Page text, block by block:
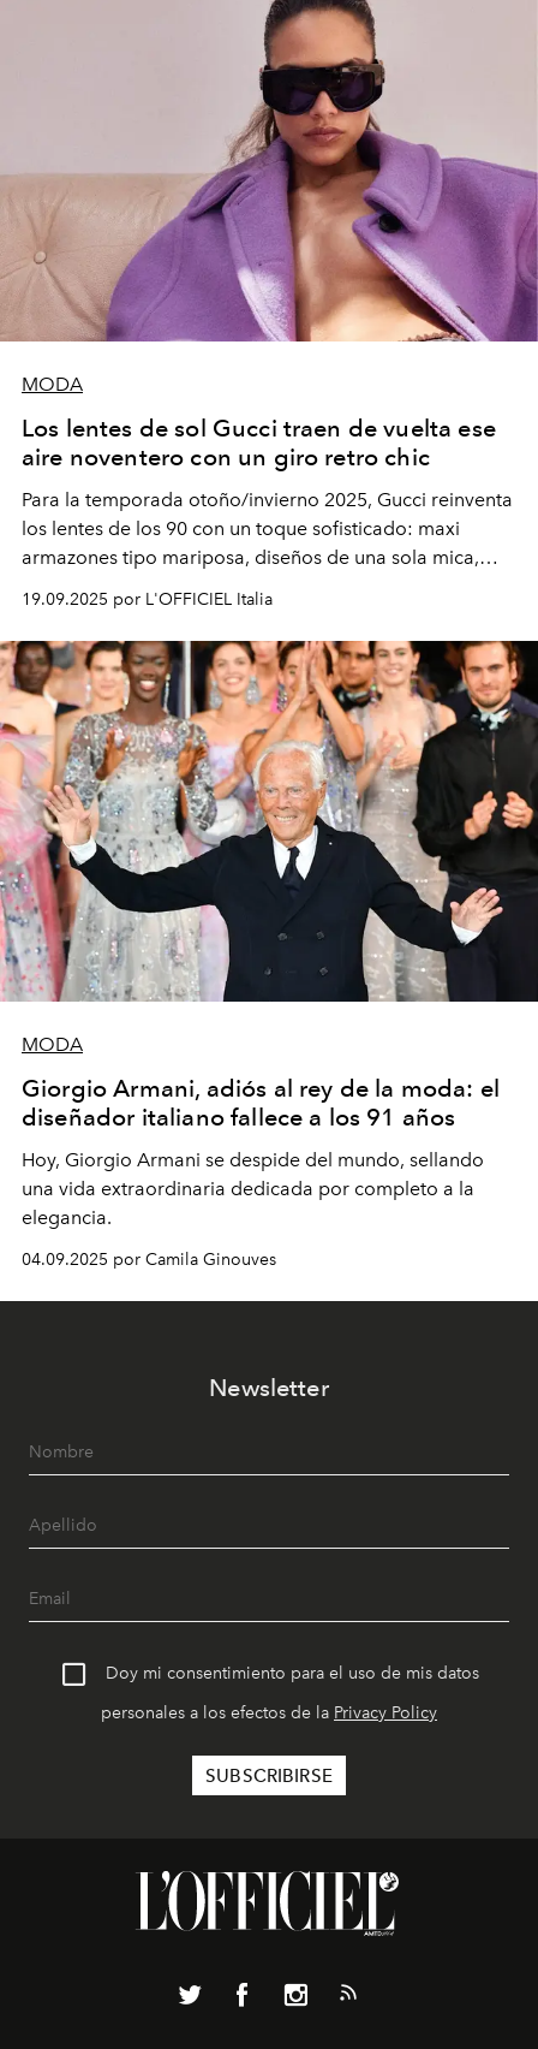
MODA
Los lentes de sol Gucci traen de vuelta ese
aire noventero con un giro retro chic
Para la temporada otoño/invierno 2025, Gucci reinventa
los lentes de los 90 con un toque sofisticado: maxi
armazones tipo mariposa, diseños de una sola mica,
modelos metálicos ovalados con vibra vintage y
elegantes monturas de acetato graduadas. ¿El detalle
que nunca pierde vigencia? La icónica doble G.
19.09.2025 por L'OFFICIEL Italia
MODA
Giorgio Armani, adiós al rey de la moda: el
diseñador italiano fallece a los 91 años
Hoy, Giorgio Armani se despide del mundo, sellando
una vida extraordinaria dedicada por completo a la
elegancia.
04.09.2025 por Camila Ginouves
Newsletter
Doy mi consentimiento para el uso de mis datos
personales a los efectos de la Privacy Policy